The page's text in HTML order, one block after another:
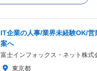
IT企業の人事/業界未経験OK/営
案へ
富士インフォックス・ネット株式
東京都